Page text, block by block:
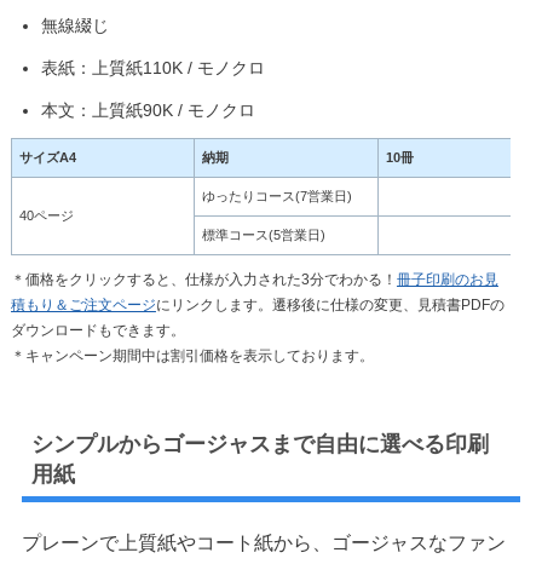
無線綴じ
表紙：上質紙110K / モノクロ
本文：上質紙90K / モノクロ
サイズA4 納期 10冊
40ページ
ゆったりコース(7営業日)
標準コース(5営業日)
＊価格をクリックすると、仕様が入力された3分でわかる！ 冊子印刷のお見
積もり＆ご注文ページにリンクします。遷移後に仕様の変更、見積書PDFの
ダウンロードもできます。
＊キャンペーン期間中は割引価格を表示しております。
シンプルからゴージャスまで自由に選べる印刷
用紙
プレーンで上質紙やコート紙から、ゴージャスなファン